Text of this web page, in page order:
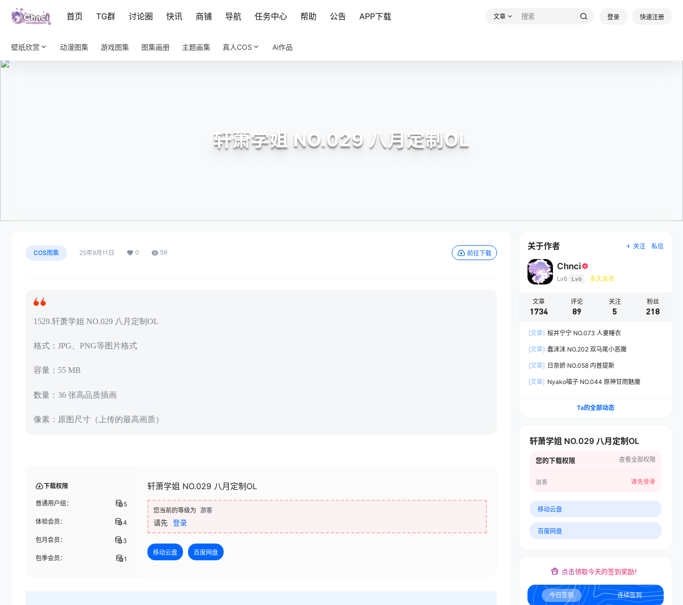
首页 TG群 讨论圈 快讯 商铺 导航 任务中心 帮助 公告 APP下载 文章 登录 快速注册
壁纸欣赏 动漫图集 游戏图集 图集画册 主题画集 真人COS Ai作品
轩萧学姐 NO.029 八月定制OL
COS图集 25年9月11日 0 59 前往下载
1529.轩萧学姐 NO.029 八月定制OL
格式：JPG、PNG等图片格式
容量：55 MB
数量：36 张高品质插画
像素：原图尺寸（上传的最高画质）
下载权限
普通用户组： 5
体验会员： 4
包月会员： 3
包季会员： 1
轩萧学姐 NO.029 八月定制OL
您当前的等级为 游客
请先 登录
移动云盘 百度网盘
关于作者 关注 私信
Chnci
Lv6 Lv6 永久会员
文章
1734
评论
89
关注
5
粉丝
218
[文章] 桜井宁宁 NO.073 人妻睡衣
[文章] 蠢沫沫 NO.202 双马尾小恶魔
[文章] 日奈娇 NO.058 内普提斯
[文章] Nyako喵子 NO.044 原神甘雨魅魔
Ta的全部动态
轩萧学姐 NO.029 八月定制OL
您的下载权限 查看全部权限
游客 请先登录
移动云盘
百度网盘
点击领取今天的签到奖励！
今日签到 连续签到